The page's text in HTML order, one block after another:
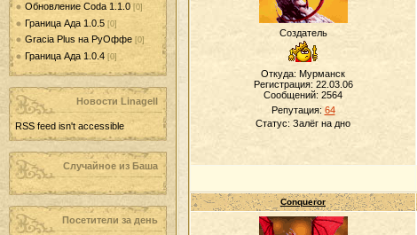
Обновление Coda 1.1.0 [0]
Граница Ада 1.0.5 [0]
Gracia Plus на РуОффе [0]
Граница Ада 1.0.4 [0]
Новости LinageII
RSS feed isn't accessible
Случайное из Баша
Посетители за день
Создатель
Откуда: Мурманск
Регистрация: 22.03.06
Сообщений: 2564
Репутация: 64
Статус: Залёг на дно
Conqueror